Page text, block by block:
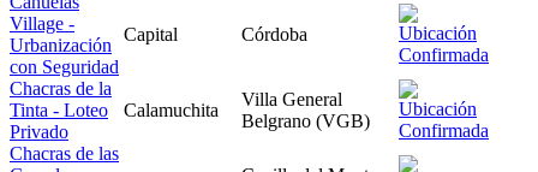
Village -
Urbanización
con Seguridad
Capital Córdoba
Chacras de la
Tinta - Loteo
Privado
Calamuchita
Villa General
Belgrano (VGB)
Chacras de las